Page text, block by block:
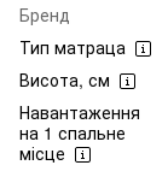
Бренд
Тип матраца
Висота, см
Навантаження
на 1 спальне
місце